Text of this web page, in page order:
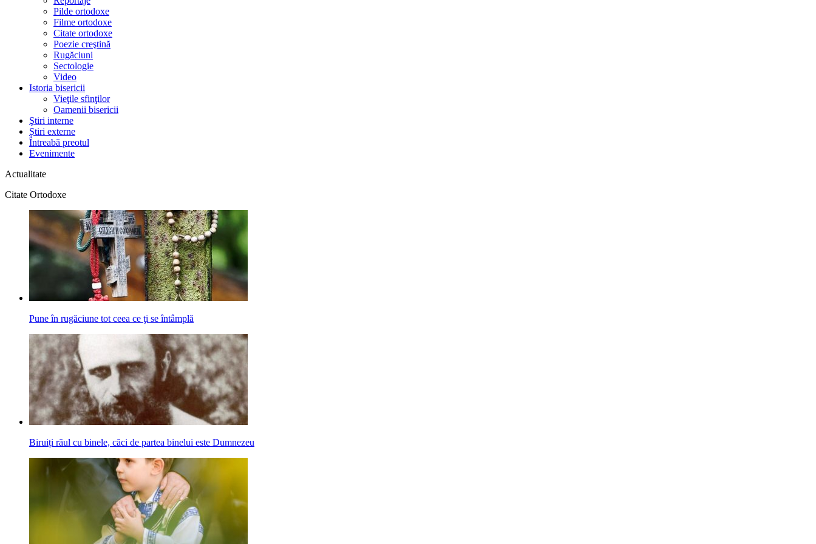
Pilde ortodoxe
Filme ortodoxe
Citate ortodoxe
Poezie creştină
Rugăciuni
Sectologie
Video
Istoria bisericii
Vieţile sfinţilor
Oamenii bisericii
Ştiri interne
Știri externe
Întreabă preotul
Evenimente
Actualitate
Citate Ortodoxe
Pune în rugăciune tot ceea ce ţi se întâmplă
Biruiți răul cu binele, căci de partea binelui este Dumnezeu